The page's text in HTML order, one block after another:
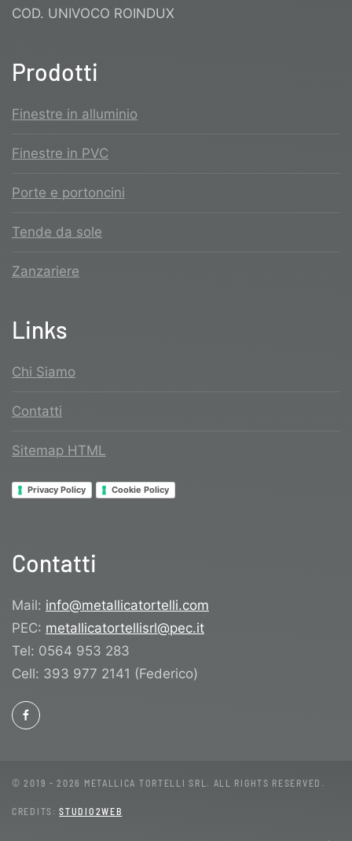
COD. UNIVOCO ROINDUX
Prodotti
Finestre in alluminio
Finestre in PVC
Porte e portoncini
Tende da sole
Zanzariere
Links
Chi Siamo
Contatti
Sitemap HTML
Privacy Policy Cookie Policy
Contatti
Mail: info@metallicatortelli.com
PEC: metallicatortellisrl@pec.it
Tel: 0564 953 283
Cell: 393 977 2141 (Federico)
© 2019 -2026 METALLICA TORTELLI SRL. ALL RIGHTS RESERVED.
CREDITS:STUDIO2WEB